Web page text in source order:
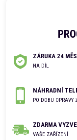
ZÁRUKA 24
NA DÍL
NÁHRADNÍ
PO DOBU OPRAVY
ZDARMA
VAŠE ZAŘÍZENÍ